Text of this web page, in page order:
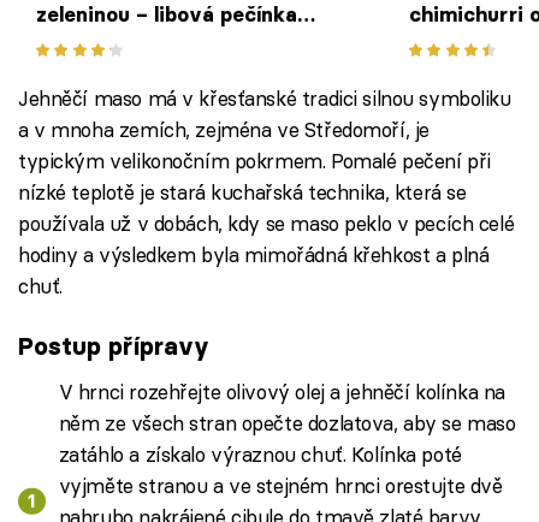
zeleninou – libová pečínka
ozdobí sváteční tabuli
chimichurri
Jehněčí maso má v křesťanské tradici silnou symboliku
a v mnoha zemích, zejména ve Středomoří, je
typickým velikonočním pokrmem. Pomalé pečení při
nízké teplotě je stará kuchařská technika, která se
používala už v dobách, kdy se maso peklo v pecích celé
hodiny a výsledkem byla mimořádná křehkost a plná
chuť.
Postup přípravy
V hrnci rozehřejte olivový olej a jehněčí kolínka na
něm ze všech stran opečte dozlatova, aby se maso
zatáhlo a získalo výraznou chuť. Kolínka poté
vyjměte stranou a ve stejném hrnci orestujte dvě
nahrubo nakrájené cibule do tmavě zlaté barvy.